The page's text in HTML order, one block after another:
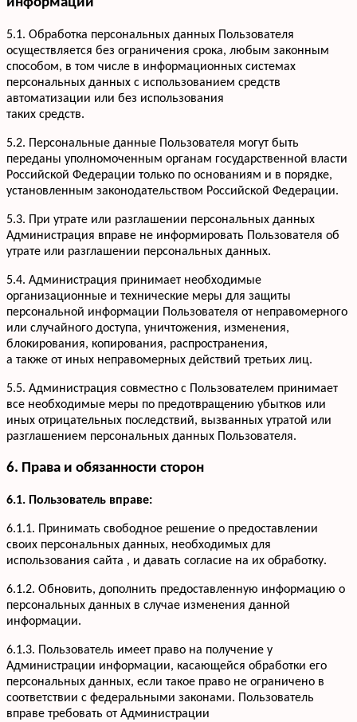
Мы онлайн, пишите
5.1. Обработка персональных данных Пользователя
осуществляется без ограничения срока, любым законным
способом, в том числе в информационных системах
персональных данных с использованием средств
автоматизации или без использования
таких средств.
5.2. Персональные данные Пользователя могут быть
переданы уполномоченным органам государственной власти
Российской Федерации только по основаниям и в порядке,
установленным законодательством Российской Федерации.
5.3. При утрате или разглашении персональных данных
Администрация вправе не информировать Пользователя об
утрате или разглашении персональных данных.
5.4. Администрация принимает необходимые
организационные и технические меры для защиты
персональной информации Пользователя от неправомерного
или случайного доступа, уничтожения, изменения,
блокирования, копирования, распространения,
а также от иных неправомерных действий третьих лиц.
5.5. Администрация совместно с Пользователем принимает
все необходимые меры по предотвращению убытков или
иных отрицательных последствий, вызванных утратой или
разглашением персональных данных Пользователя.
6. Права и обязанности сторон
6.1. Пользователь вправе:
6.1.1. Принимать свободное решение о предоставлении
своих персональных данных, необходимых для
использования сайта , и давать согласие на их обработку.
6.1.2. Обновить, дополнить предоставленную информацию о
персональных данных в случае изменения данной
информации.
6.1.3. Пользователь имеет право на получение у
Администрации информации, касающейся обработки его
персональных данных, если такое право не ограничено в
соответствии с федеральными законами. Пользователь
вправе требовать от Администрации